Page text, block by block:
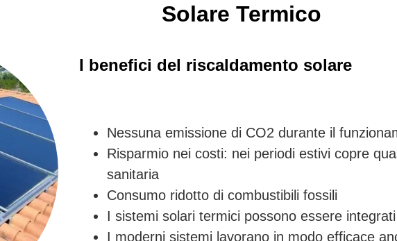
Solare Termico
I benefici del riscaldamento solare
Nessuna emissione di CO2 durante il
Risparmio nei costi: nei periodi estivi copre
sanitaria
Consumo ridotto di combustibili fossili
I sistemi solari termici possono essere
I moderni sistemi lavorano in modo efficace